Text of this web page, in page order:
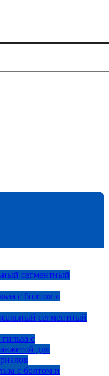
сегментный
с болтом и
сегментный
с
для
с болтом и